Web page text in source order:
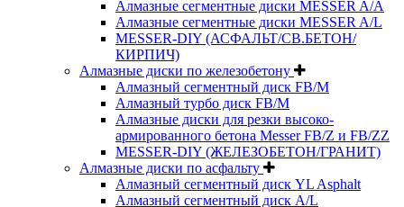
Алмазные сегментные диски MESSER A/A
Алмазные сегментные диски MESSER A/L
MESSER-DIY (АСФАЛЬТ/СВ.БЕТОН/
КИРПИЧ)
Алмазные диски по железобетону
Алмазный сегментный диск FB/M
Алмазный турбо диск FB/M
Алмазные диски для резки высоко-
армированного бетона Messer FB/Z и FB/ZZ
MESSER-DIY (ЖЕЛЕЗОБЕТОН/ГРАНИТ)
Алмазные диски по асфальту
Алмазный сегментный диск YL Asphalt
Алмазный сегментный диск A/L